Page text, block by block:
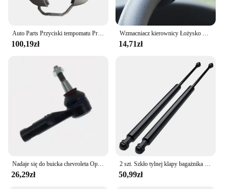
Auto Parts Przyciski tempomatu Przełącznik regulacji głośności telefonu na kierownicy samochodowej do Citroena C4L DS4 2013-2016 98084115 ZD
100,19zł
Wzmacniacz kierownicy Łożysko w kształcie kuli Uchwyt zasilania Pokrętło kierownicy samochodu Antypoślizgowe Jednoręczne wzmocnienie kierownicy Akcesoria samochodowe
14,71zł
Nadaje się do buicka chevroleta Opel kierownica zewnętrzna głowica kulowa 13272000 13278359 części samochodowych
26,29zł
2 szt. Szkło tylnej klapy bagażnika amortyzatory gazowe wspornik pręta do Fiata 500 2007-2017 51785412
50,99zł